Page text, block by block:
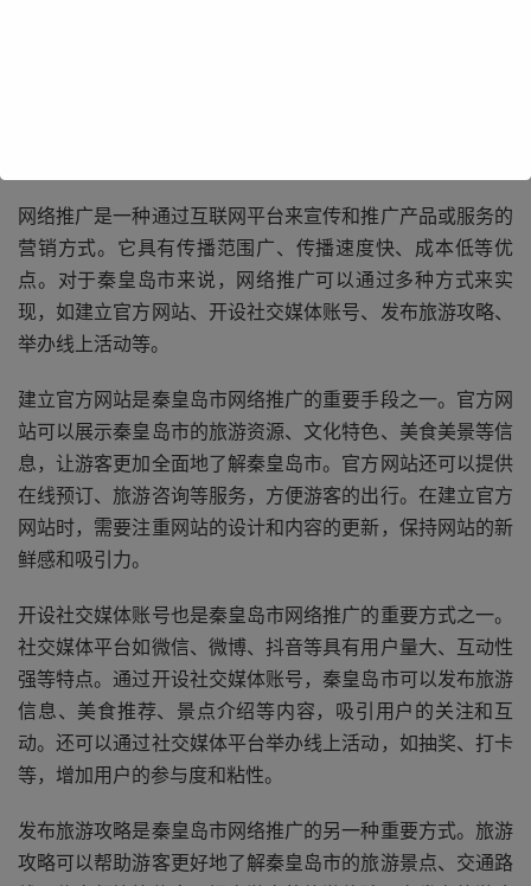
网络推广是一种通过互联网平台来宣传和推广产品或服务的
营销方式。它具有传播范围广、传播速度快、成本低等优
点。对于秦皇岛市来说，网络推广可以通过多种方式来实
现，如建立官方网站、开设社交媒体账号、发布旅游攻略、
举办线上活动等。
建立官方网站是秦皇岛市网络推广的重要手段之一。官方网
站可以展示秦皇岛市的旅游资源、文化特色、美食美景等信
息，让游客更加全面地了解秦皇岛市。官方网站还可以提供
在线预订、旅游咨询等服务，方便游客的出行。在建立官方
网站时，需要注重网站的设计和内容的更新，保持网站的新
鲜感和吸引力。
开设社交媒体账号也是秦皇岛市网络推广的重要方式之一。
社交媒体平台如微信、微博、抖音等具有用户量大、互动性
强等特点。通过开设社交媒体账号，秦皇岛市可以发布旅游
信息、美食推荐、景点介绍等内容，吸引用户的关注和互
动。还可以通过社交媒体平台举办线上活动，如抽奖、打卡
等，增加用户的参与度和粘性。
发布旅游攻略是秦皇岛市网络推广的另一种重要方式。旅游
攻略可以帮助游客更好地了解秦皇岛市的旅游景点、交通路